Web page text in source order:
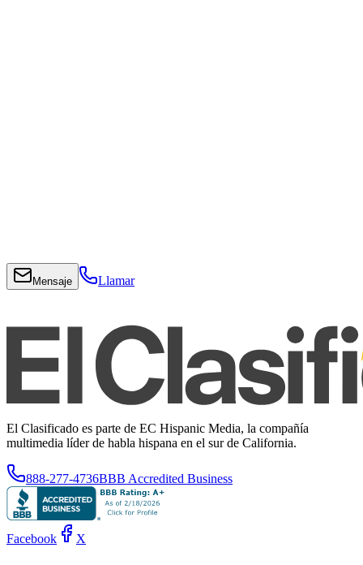
Mensaje Llamar
El Clasificado es parte de EC Hispanic Media, la compañía
multimedia líder de habla hispana en el sur de California.
888-277-4736BBB Accredited Business
Facebook X